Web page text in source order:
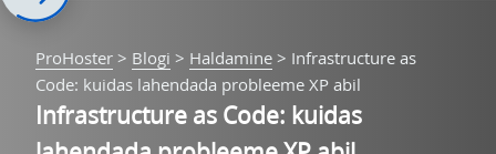
ProHoster > Blogi > Haldamine > Infrastructure as
Code: kuidas lahendada probleeme XP abil
Infrastructure as Code: kuidas